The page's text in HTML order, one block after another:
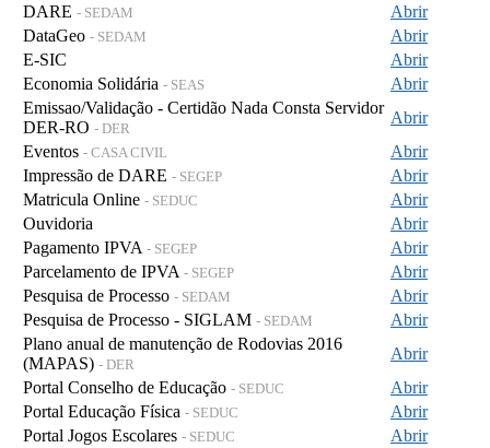
DARE - SEDAM
Abrir
DataGeo - SEDAM
Abrir
E-SIC
Abrir
Economia Solidária - SEAS
Abrir
Emissao/Validação - Certidão Nada Consta Servidor
DER-RO - DER
Abrir
Eventos - CASA CIVIL
Abrir
Impressão de DARE - SEGEP
Abrir
Matricula Online - SEDUC
Abrir
Ouvidoria
Abrir
Pagamento IPVA - SEGEP
Abrir
Parcelamento de IPVA - SEGEP
Abrir
Pesquisa de Processo - SEDAM
Abrir
Pesquisa de Processo - SIGLAM - SEDAM
Abrir
Plano anual de manutenção de Rodovias 2016
(MAPAS) - DER
Abrir
Portal Conselho de Educação - SEDUC
Abrir
Portal Educação Física - SEDUC
Abrir
Portal Jogos Escolares - SEDUC
Abrir